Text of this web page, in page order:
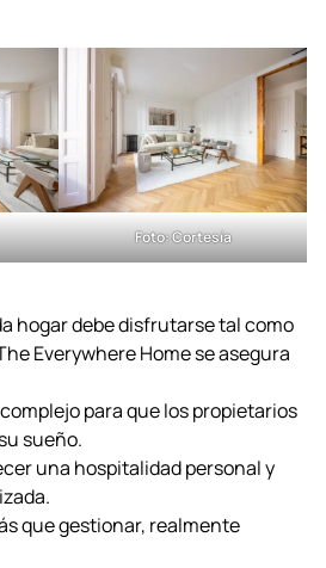
Foto: Cortesía
hogar debe disfrutarse tal como
Everywhere Home se asegura
para que los propietarios
sueño.
una hospitalidad personal y
que gestionar, realmente